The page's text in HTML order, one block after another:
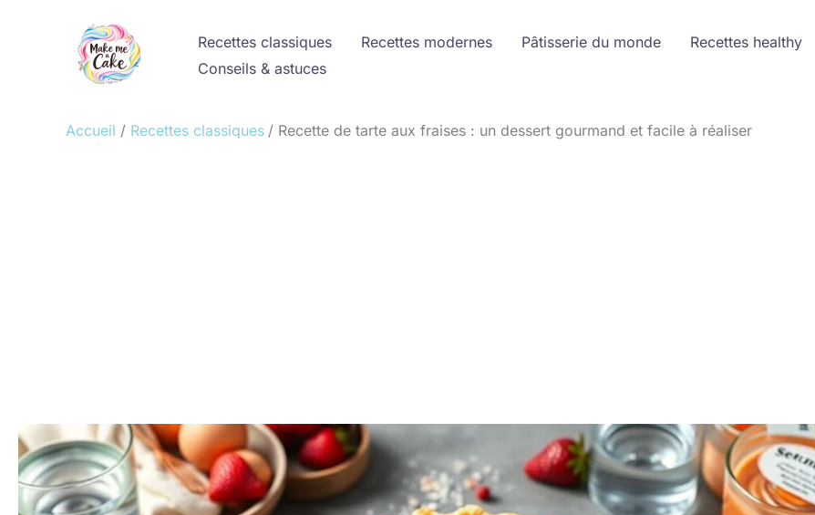
Recettes classiques Recettes modernes Pâtisserie du monde Recettes healthy
Conseils & astuces
Accueil Recettes classiques Recette de tarte aux fraises : un dessert gourmand et facile à réaliser